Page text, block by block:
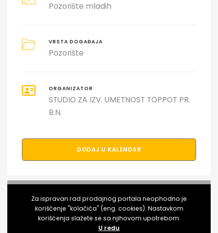
Pozorište mladih
VRSTA DOGAĐAJA
Pozorište
ORGANIZATOR
STUDIO ZA IZV. UMETNOST TOPPOT PR.
B.N.
DODAJ U KALENDAR
Za ispravan rad prodajnog portala neophodno je
korišćenje "kolačića" (eng. cookies). Nastavkom
korišćenja slažete se sa njihovom upotrebom.
U redu